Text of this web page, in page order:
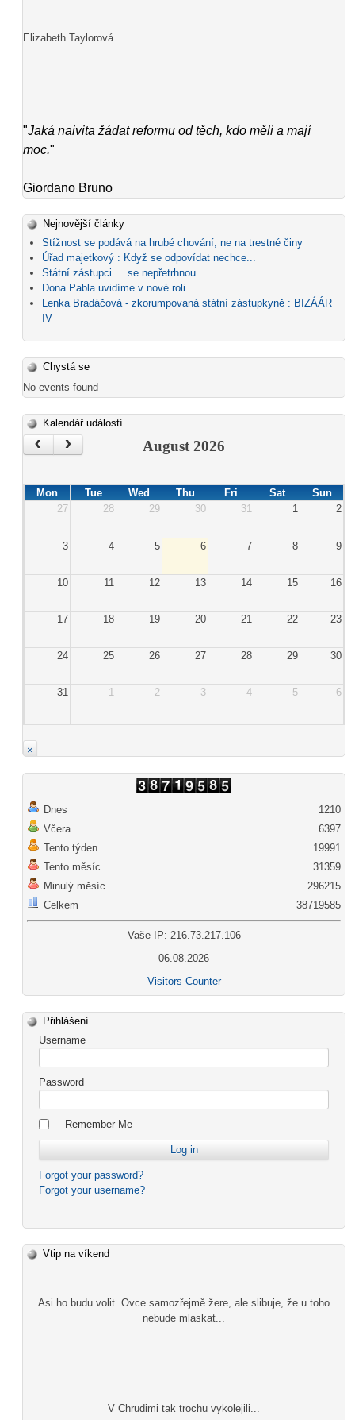
Elizabeth Taylorová
"Jaká naivita žádat reformu od těch, kdo měli a mají
moc."
Giordano Bruno
Nejnovější články
Stížnost se podává na hrubé chování, ne na trestné činy
Úřad majetkový : Když se odpovídat nechce...
Státní zástupci ... se nepřetrhnou
Dona Pabla uvidíme v nové roli
Lenka Bradáčová - zkorumpovaná státní zástupkyně : BIZÁÁR
IV
Chystá se
No events found
Kalendář událostí
‹ › August 2026
Mon Tue Wed Thu Fri Sat
Sun
27
28 29 30 31 1 2
3 4 5 6 7 8 9
10 11 12 13 14 15 16
17 18 19 20 21 22 23
24 25 26 27 28 29 30
31 1 2 3 4 5 6
×
Dnes
Včera
Tento týden
Tento měsíc
Minulý měsíc
Celkem
1210
6397
19991
31359
296215
38719585
Vaše IP: 216.73.217.106
06.08.2026
Visitors Counter
Přihlášení
Username
Password
Remember Me
Forgot your password?
Forgot your username?
Vtip na víkend
Asi ho budu volit. Ovce samozřejmě žere, ale slibuje, že u toho
nebude mlaskat...
V Chrudimi tak trochu vykolejili...